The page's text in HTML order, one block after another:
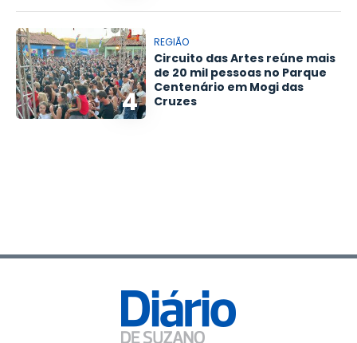
4
REGIÃO
Circuito das Artes reúne mais
de 20 mil pessoas no Parque
Centenário em Mogi das
Cruzes